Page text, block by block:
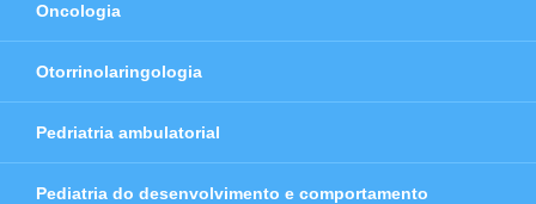
Oncologia
Otorrinolaringologia
Pedriatria ambulatorial
Pediatria do desenvolvimento e comportamento